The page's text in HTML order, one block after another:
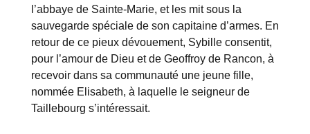
l’abbaye de Sainte-Marie, et les mit sous la
sauvegarde spéciale de son capitaine d’armes. En
retour de ce pieux dévouement, Sybille consentit,
pour l’amour de Dieu et de Geoffroy de Rancon, à
recevoir dans sa communauté une jeune fille,
nommée Elisabeth, à laquelle le seigneur de
Taillebourg s’intéressait.